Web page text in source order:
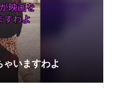
いますわよ